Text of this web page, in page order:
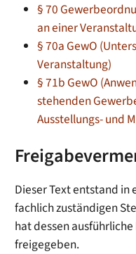
§ 70
an einer
§ 70a GewO
Veranstaltung)
§ 71b GewO
stehenden
Ausstellungs- und
Dieser Text entstand
fachlich zuständigen
hat dessen
freigegeben.